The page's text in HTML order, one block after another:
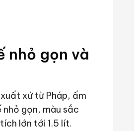
nhỏ gọn và
xứ từ Pháp, ấm
nhỏ gọn, màu sắc
lớn tới 1.5 lít.